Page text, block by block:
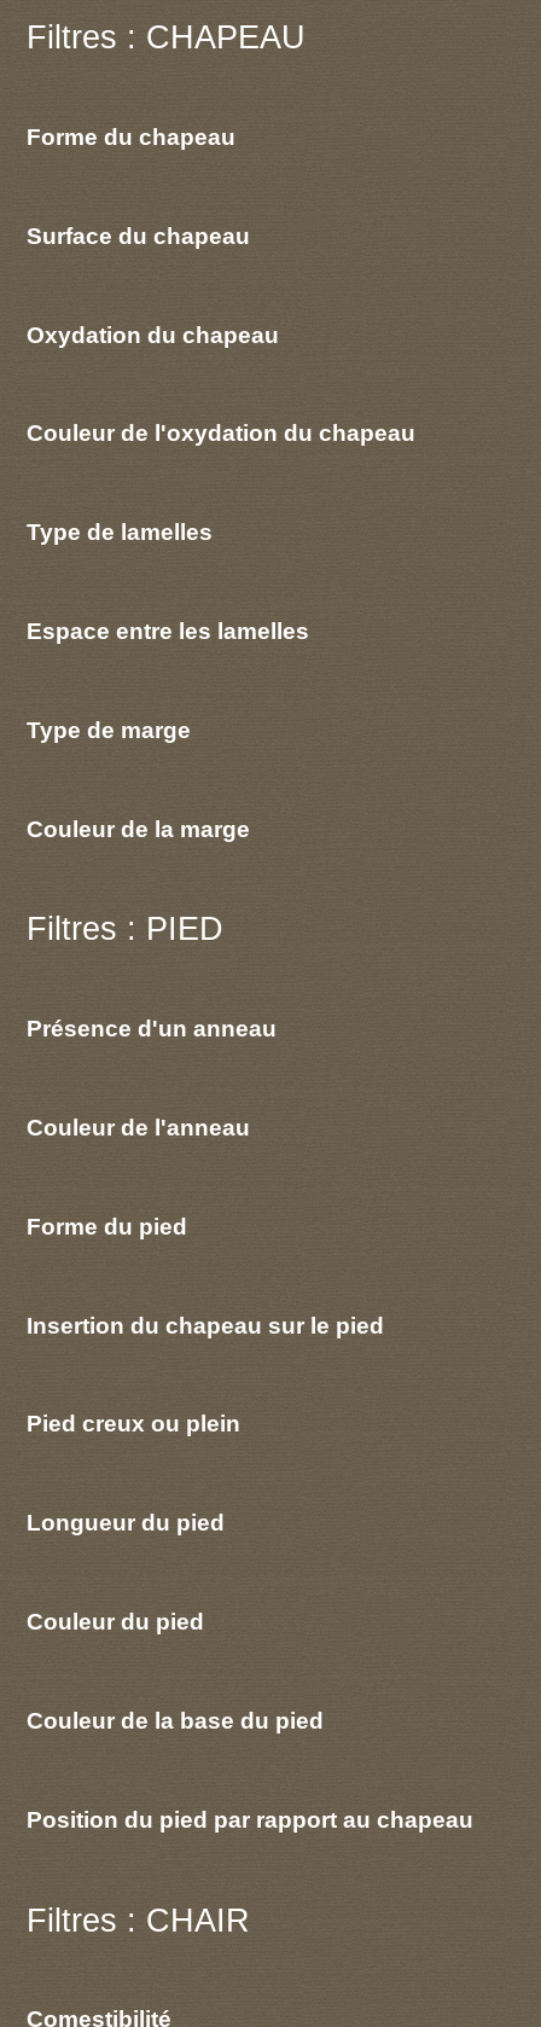
Filtres : CHAPEAU
Forme du chapeau
Surface du chapeau
Oxydation du chapeau
Couleur de l'oxydation du chapeau
Type de lamelles
Espace entre les lamelles
Type de marge
Couleur de la marge
Filtres : PIED
Présence d'un anneau
Couleur de l'anneau
Forme du pied
Insertion du chapeau sur le pied
Pied creux ou plein
Longueur du pied
Couleur du pied
Couleur de la base du pied
Position du pied par rapport au chapeau
Filtres : CHAIR
Comestibilité